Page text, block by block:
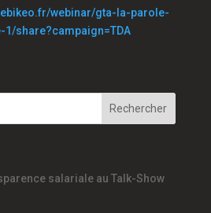
webinar/gta-la-parole-
share?campaign=TDA
salariale au Talk-Show